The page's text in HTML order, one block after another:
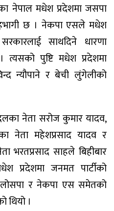
नेपाल मधेश प्रदेशमा जसपा
छ । नेकपा एसले मधेश
साथदिने धारणा
पुष्टि मधेश प्रदेशमा
न्यौपाने र बेची लुंगेलीको
नेता सरोज कुमार यादव,
नेता महेशप्रसाद यादव र
भरतप्रसाद साहले बिहीबार
प्रदेशमा जनमत पार्टीको
र नेकपा एस समेतको
।